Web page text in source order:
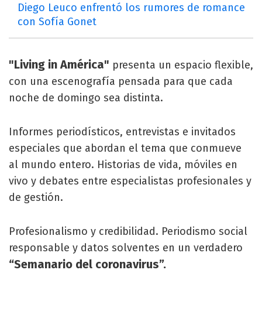
Diego Leuco enfrentó los rumores de romance
con Sofía Gonet
"Living in América" presenta un espacio flexible,
con una escenografía pensada para que cada
noche de domingo sea distinta.
Informes periodísticos, entrevistas e invitados
especiales que abordan el tema que conmueve
al mundo entero. Historias de vida, móviles en
vivo y debates entre especialistas profesionales y
de gestión.
Profesionalismo y credibilidad. Periodismo social
responsable y datos solventes en un verdadero
“Semanario del coronavirus”.